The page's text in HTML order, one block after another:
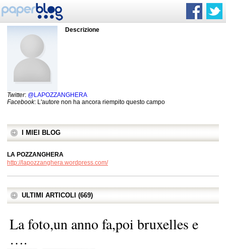
Descrizione
Twitter: @LAPOZZANGHERA
Facebook: L'autore non ha ancora riempito questo campo
I MIEI BLOG
LA POZZANGHERA
http://lapozzanghera.wordpress.com/
ULTIMI ARTICOLI (669)
La foto,un anno fa,poi bruxelles e
….